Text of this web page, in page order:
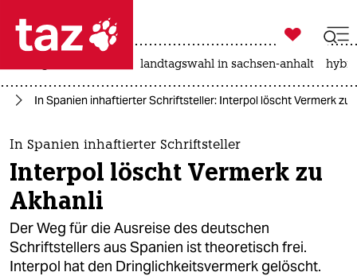
 taz zahl ich
taz zahl ich
themen
politik
öko
gesellschaft

taz zahl ich
landtagswahl in sachsen-anhalt
In Spanien inhaftierter Schriftsteller: Interpol löscht Vermerk zu
In Spanien inhaftierter Schriftsteller
Interpol löscht Vermerk zu
Akhanli
Der Weg für die Ausreise des deutschen
Schriftstellers aus Spanien ist theoretisch frei.
Interpol hat den Dringlichkeitsvermerk gelöscht.